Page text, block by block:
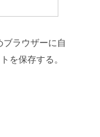
ブラウザーに自
を保存する。